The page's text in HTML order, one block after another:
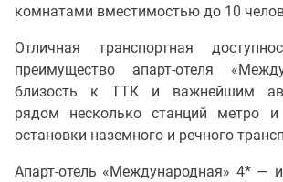
комнатами вместимостью до 10
Отличная транспортная
преимущество апарт-отеля
близость к ТТК и важнейшим
рядом несколько станций метро
остановки наземного и речного
Апарт-отель «Международная» 4* —